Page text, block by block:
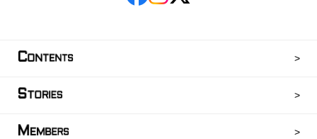
CONTENTS
STORIES
M EMBERS